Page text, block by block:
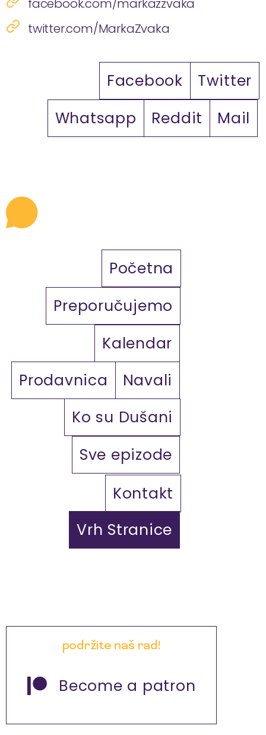
facebook.com/markazzvaka
twitter.com/MarkaZvaka
Facebook
Twitter
Whatsapp
Reddit Mail
Početna
Preporučujemo
Kalendar
Prodavnica
Navali
Ko su Dušani
Sve epizode
Kontakt
Vrh Stranice
podržite naš rad!
Become a patron